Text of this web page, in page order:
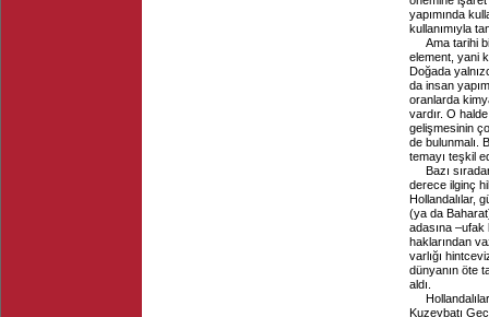
yapımında
kullanımıyla
Ama tarihi
element, yani
Doğada
da insan
oranlarda
vardır. O
gelişmesinin
de bulunmalı.
temayı teşkil
Bazı
derece ilginç
Hollandalılar,
(ya da
adasına
haklarından
varlığı
dünyanın öte
aldı.
Kuzeybatı